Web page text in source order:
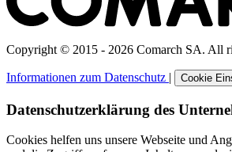
Copyright © 2015 - 2026 Comarch SA. All
Informationen zum Datenschutz | Cookie
Datenschutzerklärung des
Cookies helfen uns unsere Webseite und